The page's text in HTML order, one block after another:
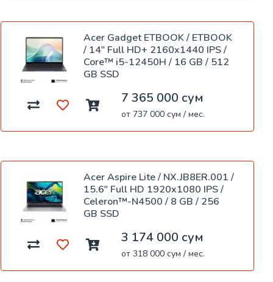
Acer Gadget ETBOOK / ETBOOK
/ 14" Full HD+ 2160x1440 IPS /
Core™ i5-12450H / 16 GB / 512
GB SSD
7 365 000 сум
от 737 000 сум / мес.
Acer Aspire Lite / NX.JB8ER.001 /
15.6" Full HD 1920x1080 IPS /
Celeron™-N4500 / 8 GB / 256
GB SSD
3 174 000 сум
от 318 000 сум / мес.